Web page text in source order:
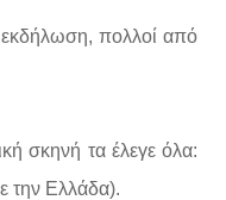
εκδήλωση, πολλοί από
σκηνή τα έλεγε όλα:
την Ελλάδα).